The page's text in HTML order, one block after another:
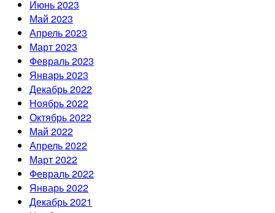
Июнь 2023
Май 2023
Апрель 2023
Март 2023
Февраль 2023
Январь 2023
Декабрь 2022
Ноябрь 2022
Октябрь 2022
Май 2022
Апрель 2022
Март 2022
Февраль 2022
Январь 2022
Декабрь 2021